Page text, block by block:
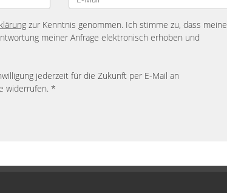
zur Kenntnis genommen. Ich stimme zu, dass meine
meiner Anfrage elektronisch erhoben und
jederzeit für die Zukunft per E-Mail an
widerrufen. *